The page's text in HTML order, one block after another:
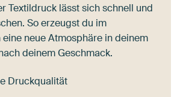
Textildruck lässt sich schnell und
So erzeugst du im
neue Atmosphäre in deinem
deinem Geschmack.
Druckqualität